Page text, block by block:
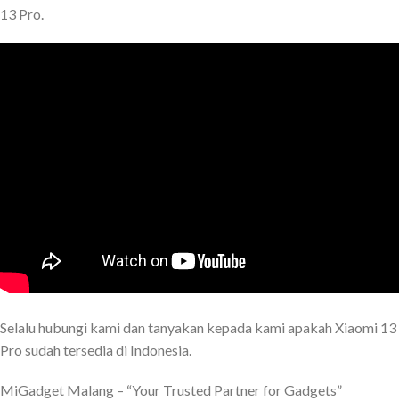
13 Pro.
Selalu hubungi kami dan tanyakan kepada kami apakah Xiaomi 13
Pro sudah tersedia di Indonesia.
MiGadget Malang – “Your Trusted Partner for Gadgets”